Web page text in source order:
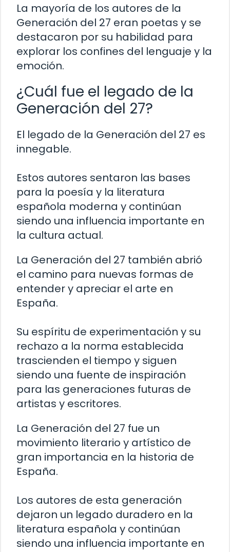
La mayoría de los autores de la
Generación del 27 eran poetas y se
destacaron por su habilidad para
explorar los confines del lenguaje y la
emoción.
¿Cuál fue el legado de la
Generación del 27?
El legado de la Generación del 27 es
innegable.
Estos autores sentaron las bases
para la poesía y la literatura
española moderna y continúan
siendo una influencia importante en
la cultura actual.
La Generación del 27 también abrió
el camino para nuevas formas de
entender y apreciar el arte en
España.
Su espíritu de experimentación y su
rechazo a la norma establecida
trascienden el tiempo y siguen
siendo una fuente de inspiración
para las generaciones futuras de
artistas y escritores.
La Generación del 27 fue un
movimiento literario y artístico de
gran importancia en la historia de
España.
Los autores de esta generación
dejaron un legado duradero en la
literatura española y continúan
siendo una influencia importante en